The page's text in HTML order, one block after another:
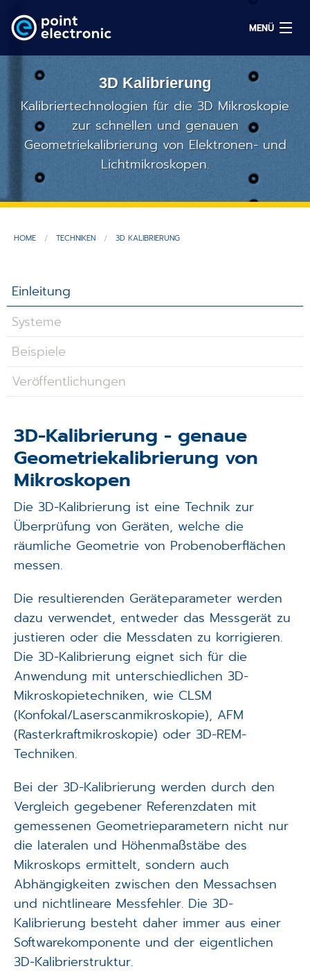
MENÜ
EN
Lösungen
Service
Applikationen
Techniken
Unternehmen
3D Kalibrierung
Kalibriertechnologien für die 3D Mikroskopie
zur schnellen und genauen
Geometriekalibrierung von Elektronen- und
Lichtmikroskopen.
HOME TECHNIKEN 3D KALIBRIERUNG
Einleitung
Systeme
Beispiele
Veröffentlichungen
3D-Kalibrierung - genaue
Geometriekalibrierung von
Mikroskopen
Die 3D-Kalibrierung ist eine Technik zur
Überprüfung von Geräten, welche die
räumliche Geometrie von Probenoberflächen
messen.
Die resultierenden Geräteparameter werden
dazu verwendet, entweder das Messgerät zu
justieren oder die Messdaten zu korrigieren.
Die 3D-Kalibrierung eignet sich für die
Anwendung mit unterschiedlichen 3D-
Mikroskopietechniken, wie CLSM
(Konfokal/Laserscanmikroskopie), AFM
(Rasterkraftmikroskopie) oder 3D-REM-
Techniken.
Bei der 3D-Kalibrierung werden durch den
Vergleich gegebener Referenzdaten mit
gemessenen Geometrieparametern nicht nur
die lateralen und Höhenmaßstäbe des
Mikroskops ermittelt, sondern auch
Abhängigkeiten zwischen den Messachsen
und nichtlineare Messfehler. Die 3D-
Kalibrierung besteht daher immer aus einer
Softwarekomponente und der eigentlichen
3D-Kalibrierstruktur.